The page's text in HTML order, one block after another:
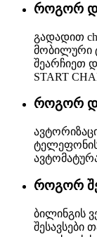
როგორ
გადადით
მობილური
შეარჩიეთ
START
როგორ
ტელეფონის
როგორ
ბილინგის
შესავსები